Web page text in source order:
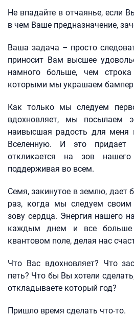
Не впадайте в отчаянье, если
в чем Ваше предназначение,
Ваша задача – просто
приносит Вам высшее
намного больше, чем
которыми мы украшаем
Как только мы следуем
вдохновляет, мы посылаем
наивысшая радость для
Вселенную. И это придает
откликается на зов
поддерживая во всем.
Семя, закинутое в землю, дает
раз, когда мы следуем
зову сердца. Энергия нашего
каждым днем и все больше
квантовом поле, делая нас
Что Вас вдохновляет? Что
петь? Что бы Вы хотели
откладываете который год?
Пришло время сделать что-то.